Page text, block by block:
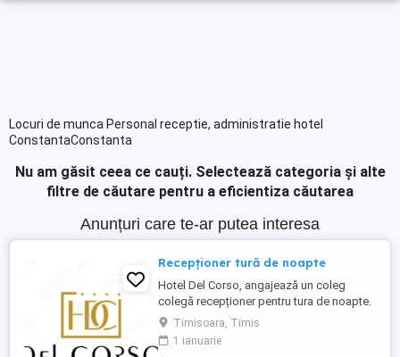
Locuri de munca Personal receptie, administratie hotel
ConstantaConstanta
Nu am găsit ceea ce cauți. Selectează categoria și alte
filtre de căutare pentru a eficientiza căutarea
Anunțuri care te-ar putea interesa
Recepționer tură de noapte
Hotel Del Corso, angajează un coleg
colegă recepționer pentru tura de noapte.
Responsabilități: - cunoașterea imbii
engleze obligatorie; - ture: 2 ture de 12h, 2
zile libere, doar de noapte; - să fii o
Timisoara, Timis
1 ianuarie